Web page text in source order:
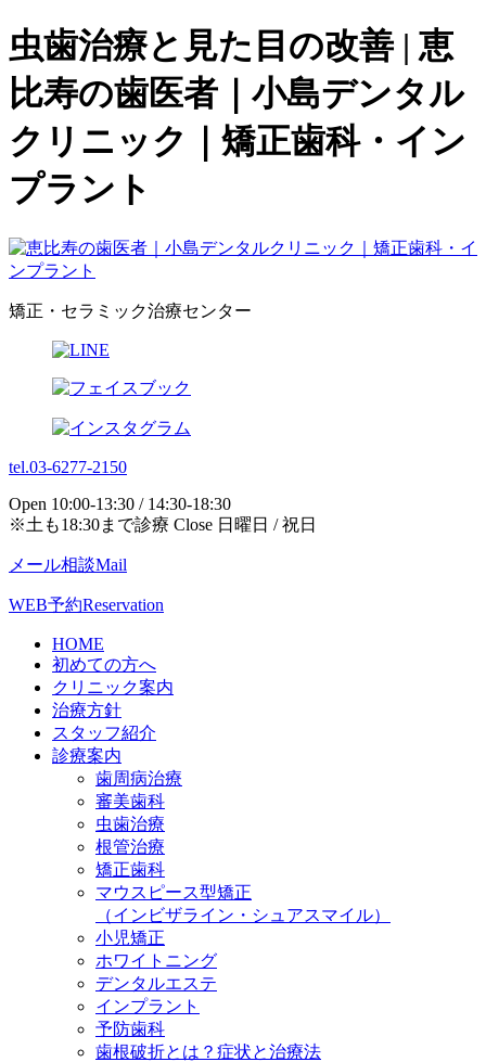
虫歯治療と見た目の改善 | 恵
比寿の歯医者｜小島デンタル
クリニック｜矯正歯科・イン
プラント
矯正・セラミック治療センター
tel.03-6277-2150
Open 10:00-13:30 / 14:30-18:30
※土も18:30まで診療 Close 日曜日 / 祝日
メール相談Mail
WEB予約Reservation
HOME
初めての方へ
クリニック案内
治療方針
スタッフ紹介
診療案内
歯周病治療
審美歯科
虫歯治療
根管治療
矯正歯科
マウスピース型矯正
（インビザライン・シュアスマイル）
小児矯正
ホワイトニング
デンタルエステ
インプラント
予防歯科
歯根破折とは？症状と治療法